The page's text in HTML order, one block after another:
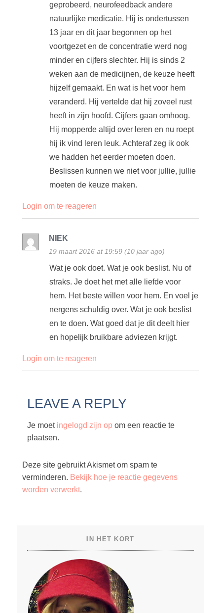
geprobeerd, neurofeedback andere
natuurlijke medicatie. Hij is ondertussen
13 jaar en dit jaar begonnen op het
voortgezet en de concentratie werd nog
minder en cijfers slechter. Hij is sinds 2
weken aan de medicijnen, de keuze heeft
hijzelf gemaakt. En wat is het voor hem
veranderd. Hij vertelde dat hij zoveel rust
heeft in zijn hoofd. Cijfers gaan omhoog.
Hij mopperde altijd over leren en nu roept
hij ik vind leren leuk. Achteraf zeg ik ook
we hadden het eerder moeten doen.
Beslissen kunnen we niet voor jullie, jullie
moeten de keuze maken.
Login om te reageren
NIEK
19 maart 2016 at 19:59 (10 jaar ago)
Wat je ook doet. Wat je ook beslist. Nu of
straks. Je doet het met alle liefde voor
hem. Het beste willen voor hem. En voel je
nergens schuldig over. Wat je ook beslist
en te doen. Wat goed dat je dit deelt hier
en hopelijk bruikbare adviezen krijgt.
Login om te reageren
LEAVE A REPLY
Je moet ingelogd zijn opom een reactie te
plaatsen.
Deze site gebruikt Akismet om spam te
verminderen. Bekijk hoe je reactie gegevens
worden verwerkt.
IN HET KORT